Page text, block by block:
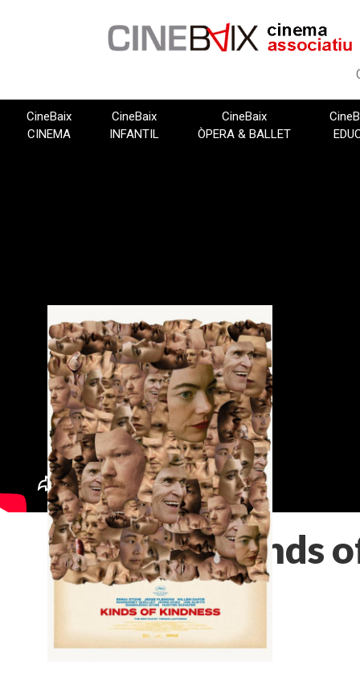
CineBaix
CINEMA
CineBaix
INFANTIL
CineBaix
ÒPERA & BALLET
Kinds